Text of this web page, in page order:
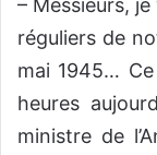
– Messieurs,
réguliers de
mai 1945…
heures
ministre de